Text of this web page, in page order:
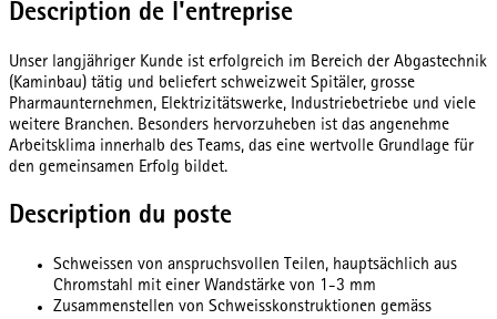
Description de l'entreprise
Unser langjähriger Kunde ist erfolgreich im Bereich der Abgastechnik
(Kaminbau) tätig und beliefert schweizweit Spitäler, grosse
Pharmaunternehmen, Elektrizitätswerke, Industriebetriebe und viele
weitere Branchen. Besonders hervorzuheben ist das angenehme
Arbeitsklima innerhalb des Teams, das eine wertvolle Grundlage für
den gemeinsamen Erfolg bildet.
Description du poste
Schweissen von anspruchsvollen Teilen, hauptsächlich aus
Chromstahl mit einer Wandstärke von 1-3 mm
Zusammenstellen von Schweisskonstruktionen gemäss